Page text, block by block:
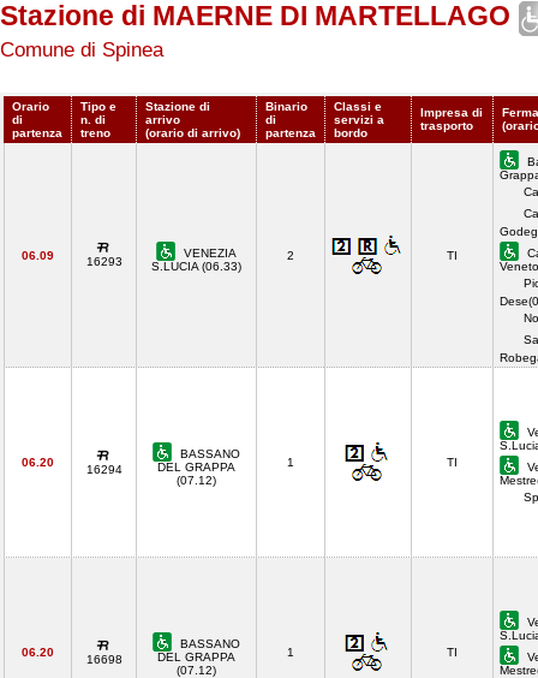
Stazione di MAERNE DI MARTELLAGO
Comune di Spinea
Orario
di
partenza
Tipo e
n. di
treno
Stazione di
arrivo
(orario di arrivo)
Binario
di
partenza
Classi e
servizi a
bordo
Impresa di
trasporto
06.09 16293
VENEZIA
S.LUCIA (06.33)
2 TI
06.20
16294
BASSANO
DEL GRAPPA
(07.12)
1 TI
06.20
16698
BASSANO
DEL GRAPPA
(07.12)
1 TI